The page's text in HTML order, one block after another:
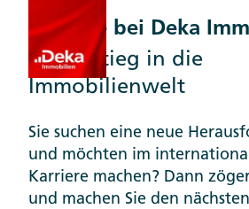
Karriere bei Deka
Ihr Einstieg in die
Immobilienwelt
Sie suchen eine neue
und möchten im
Karriere machen? Dann
und machen Sie den